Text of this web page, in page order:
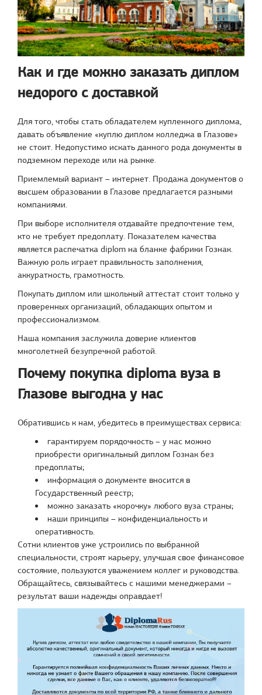
Как и где можно заказать диплом
недорого с доставкой
Для того, чтобы стать обладателем купленного диплома,
давать объявление «куплю диплом колледжа в Глазове»
не стоит. Недопустимо искать данного рода документы в
подземном переходе или на рынке.
Приемлемый вариант – интернет. Продажа документов о
высшем образовании в Глазове предлагается разными
компаниями.
При выборе исполнителя отдавайте предпочтение тем,
кто не требует предоплату. Показателем качества
является распечатка diplom на бланке фабрики Гознак.
Важную роль играет правильность заполнения,
аккуратность, грамотность.
Покупать диплом или школьный аттестат стоит только у
проверенных организаций, обладающих опытом и
профессионализмом.
Наша компания заслужила доверие клиентов
многолетней безупречной работой.
Почему покупка diploma вуза в
Глазове выгодна у нас
Обратившись к нам, убедитесь в преимуществах сервиса:
гарантируем порядочность – у нас можно
приобрести оригинальный диплом Гознак без
предоплаты;
информация о документе вносится в
Государственный реестр;
можно заказать «корочку» любого вуза страны;
наши принципы – конфиденциальность и
оперативность.
Сотни клиентов уже устроились по выбранной
специальности, строят карьеру, улучшая свое финансовое
состояние, пользуются уважением коллег и руководства.
Обращайтесь, связывайтесь с нашими менеджерами –
результат ваши надежды оправдает!